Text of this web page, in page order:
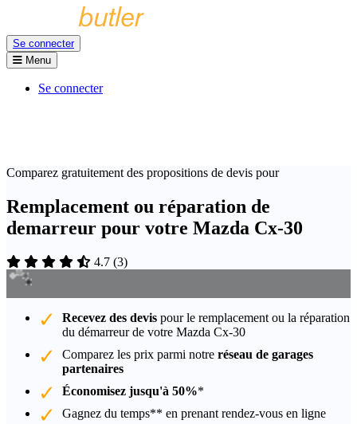
Se connecter
Menu
Se connecter
Comparez gratuitement des propositions de devis pour
Remplacement ou réparation de
demarreur pour votre Mazda Cx-30
4.7 (3)
Recevez des devis pour le remplacement ou la réparation
du démarreur de votre Mazda Cx-30
Comparez les prix parmi notre réseau de garages
partenaires
Économisez jusqu'à 50%*
Gagnez du temps** en prenant rendez-vous en ligne